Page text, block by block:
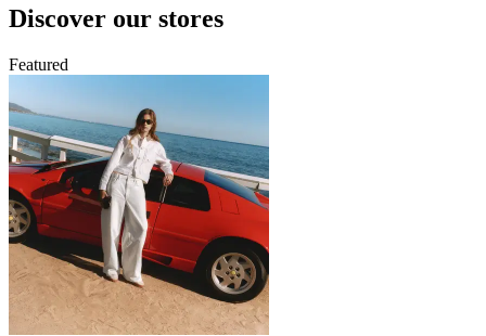
Discover our stores
Featured